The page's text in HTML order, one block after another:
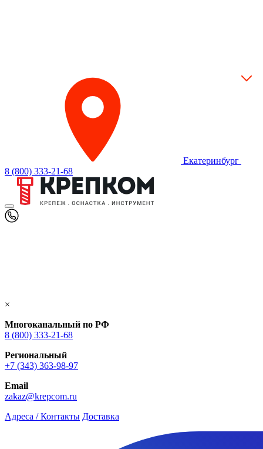
Екатеринбург
8 (800) 333-21-68
×
Многоканальный по РФ
8 (800) 333‑21-68
Региональный
+7 (343) 363-98-97
Email
zakaz@krepcom.ru
Адреса / Контакты Доставка